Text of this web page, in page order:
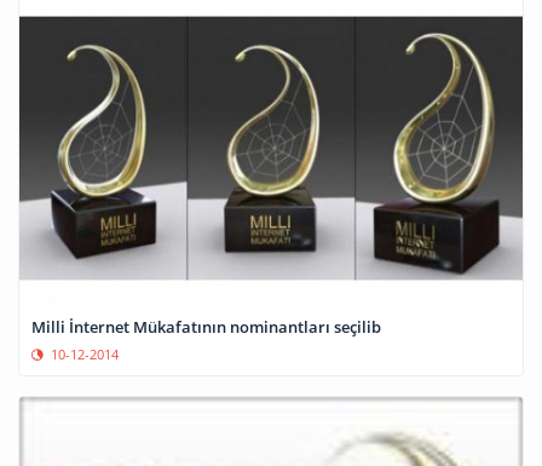
Milli İnternet Mükafatının nominantları seçilib
10-12-2014